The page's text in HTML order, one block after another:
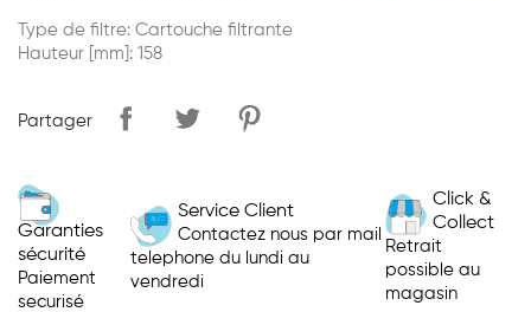
Type de filtre: Cartouche filtrante
Hauteur [mm]: 158
Partager
Garanties
sécurité
Paiement
securisé
Service Client
Contactez nous par mail
telephone du lundi au
vendredi
Click &
Collect
Retrait
possible au
magasin